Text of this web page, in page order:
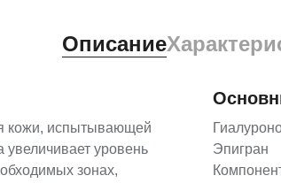
Описание
кожи, испытывающей
уровень
зонах,
Эпигран